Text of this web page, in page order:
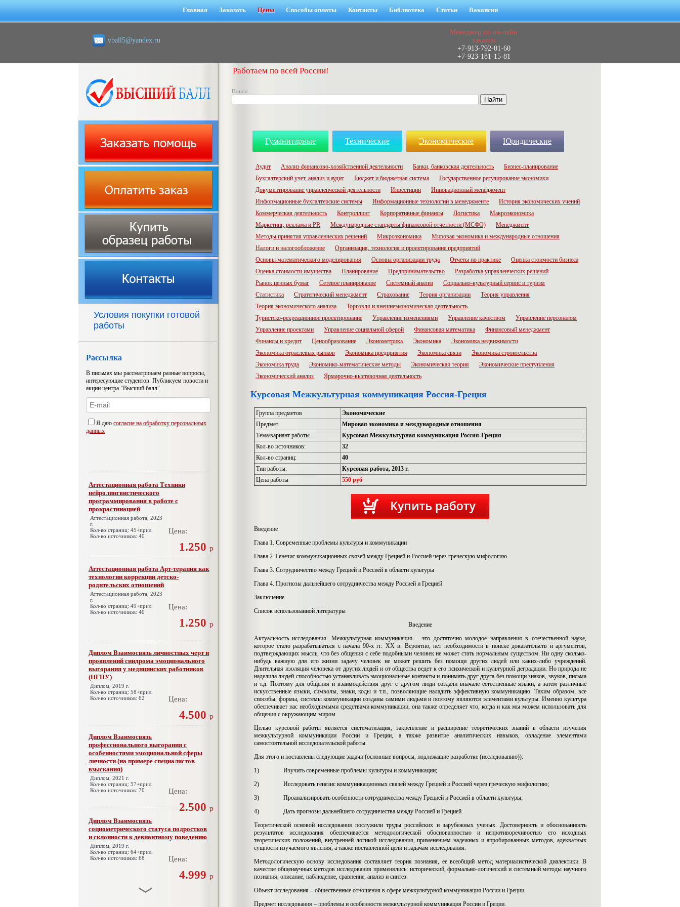
Главная Заказать Цены Способы оплаты Контакты Библиотека Статьи Вакансии
vball5@yandex.ru
Менеджер по он-лайн
заказам
+7-913-792-01-60
+7-923-181-15-81
Работаем по всей России!
Поиск:
Условия покупки готовой
работы
Рассылка
В письмах мы рассматриваем разные вопросы,
интересующие студентов. Публикуем новости и
акции центра "Высший балл".
Я даю согласие на обработку персональных
данных
Аттестационная работа Техники
нейролингвистического
программирования в работе с
прокрастинацией
Аттестационная работа, 2023
г.
Кол-во страниц: 45+прил.
Кол-во источников: 40
Цена:
1.250 р
Аттестационная работа Арт-терапия как
технологии коррекции детско-
родительских отношений
Аттестационная работа, 2023
г.
Кол-во страниц: 49+прил.
Кол-во источников: 40
Цена:
1.250 р
Диплом Взаимосвязь личностных черт и
проявлений синдрома эмоционального
выгорания у медицинских работников
(НГПУ)
Диплом, 2019 г.
Кол-во страниц: 58+прил.
Кол-во источников: 62
Цена:
4.500 р
Диплом Взаимосвязь
профессионального выгорания с
особенностями эмоциональной сферы
личности (на примере специалистов
взыскания)
Диплом, 2021 г.
Кол-во страниц: 57+прил.
Кол-во источников: 70
Цена:
2.500 р
Диплом Взаимосвязь
социометрического статуса подростков
и склонности к девиантному поведению
Диплом, 2019 г.
Кол-во страниц: 64+прил.
Кол-во источников: 68
Цена:
4.999 р
Гуманитарные Технические Экономические Юридические
Аудит Анализ финансово-хозяйственной деятельности Банки, банковская деятельность
Бизнес-планирование
Бухгалтерский учет, анализ и аудит
Бюджет и бюджетная система
Государственное регулирование экономики
Документирование управленческой деятельности
Инвестиции
Инновационный менеджмент
Информационные бухгалтерские системы
Информационные технологии в менеджменте
История экономических учений
Коммерческая деятельность
Контроллинг Корпоративные финансы Логистика
Макроэкономика
Маркетинг, реклама и PR
Международные стандарты финансовой отчетности (МСФО)
Менеджмент
Методы принятия управленческих решений
Микроэкономика
Мировая экономика и международные отношения
Налоги и налогообложение
Организация, технология и проектирование предприятий
Основы математического моделирования
Основы организации труда Отчеты по практике
Оценка стоимости бизнеса
Оценка стоимости имущества
Планирование Предпринимательство
Разработка управленческих решений
Рынок ценных бумаг
Сетевое планирование Системный анализ
Социально-культурный сервис и туризм
Статистика
Стратегический менеджмент Страхование Теория организации
Теория управления
Теория экономического анализа
Торговля и внешнеэкономическая деятельность
Туристско-рекреационное проектирование
Управление изменениями Управление качеством
Управление персоналом
Управление проектами
Управление социальной сферой Финансовая математика
Финансовый менеджмент
Финансы и кредит
Ценообразование Эконометрика Экономика
Экономика недвижимости
Экономика отраслевых рынков
Экономика предприятия Экономика связи
Экономика строительства
Экономика труда
Экономико-математические методы Экономическая теория
Экономические преступления
Экономический анализ
Ярмарочно-выставочная деятельность
Курсовая Межкультурная коммуникация Россия-Греция
Группа предметов
Экономические
Предмет
Мировая экономика и международные отношения
Тема/вариант работы
Курсовая Межкультурная коммуникация Россия-Греция
Кол-во источников:
32
Кол-во страниц:
40
Тип работы:
Курсовая работа, 2013 г.
Цена работы
550 руб
Введение
Глава 1. Современные проблемы культуры и коммуникации
Глава 2. Генезис коммуникационных связей между Грецией и Россией через греческую мифологию
Глава 3. Сотрудничество между Грецией и Россией в области культуры
Глава 4. Прогнозы дальнейшего сотрудничества между Россией и Грецией
Заключение
Список использованной литературы
Введение
Актуальность исследования. Межкультурная коммуникация – это достаточно молодое направления в отечественной науке,
которое стало разрабатываться с начала 90-х гг. ХХ в. Вероятно, нет необходимости в поиске доказательств и аргументов,
подтверждающих мысль, что без общения с себе подобными человек не может стать нормальным существом. Ни одну сколько-
нибудь важную для его жизни задачу человек не может решить без помощи других людей или каких-либо учреждений.
Длительная изоляция человека от других людей и от общества ведет к его психической и культурной деградации. Но природа не
наделила людей способностью устанавливать эмоциональные контакты и понимать друг друга без помощи знаков, звуков, письма
и т.д. Поэтому для общения и взаимодействия друг с другом люди создали вначале естественные языки, а затем различные
искусственные языки, символы, знаки, коды и т.п., позволяющие наладить эффективную коммуникацию. Таким образом, все
способы, формы, системы коммуникации созданы самими людьми и поэтому являются элементами культуры. Именно культура
обеспечивает нас необходимыми средствами коммуникации, она также определяет что, когда и как мы можем использовать для
общения с окружающим миром.
Целью курсовой работы является систематизация, закрепление и расширение теоретических знаний в области изучения
межкультурной коммуникации России и Греции, а также развитие аналитических навыков, овладение элементами
самостоятельной исследовательской работы.
Для этого и поставлены следующие задачи (основные вопросы, подлежащие разработке (исследованию)):
1) Изучить современные проблемы культуры и коммуникации;
2) Исследовать генезис коммуникационных связей между Грецией и Россией через греческую мифологию;
3) Проанализировать особенности сотрудничества между Грецией и Россией в области культуры;
4) Дать прогнозы дальнейшего сотрудничества между Россией и Грецией.
Теоретической основой исследования послужили труды российских и зарубежных ученых. Достоверность и обоснованность
результатов исследования обеспечивается методологической обоснованностью и непротиворечивостью его исходных
теоретических положений, внутренней логикой исследования, применением надежных и апробированных методов, адекватных
сущности изучаемого явления, а также поставленной цели и задачам исследования.
Методологическую основу исследования составляет теория познания, ее всеобщий метод материалистической диалектики. В
качестве общенаучных методов исследования применялись: исторический, формально-логический и системный методы научного
познания, описание, наблюдение, сравнение, анализ и синтез.
Объект исследования – общественные отношения в сфере межкультурной коммуникация России и Греции.
Предмет исследования – проблемы и особенности межкультурной коммуникация России и Греции.